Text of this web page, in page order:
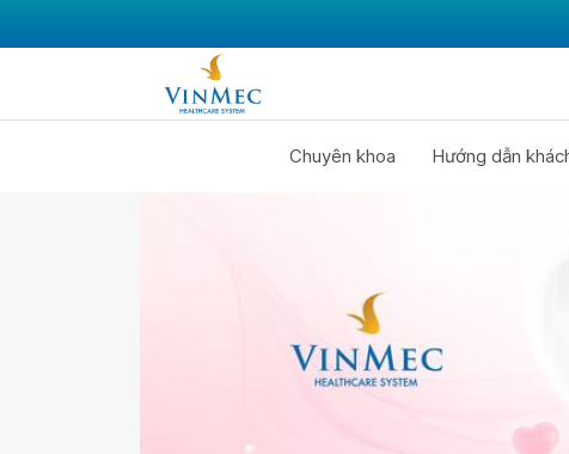
Chuyên khoa Hướng dẫn